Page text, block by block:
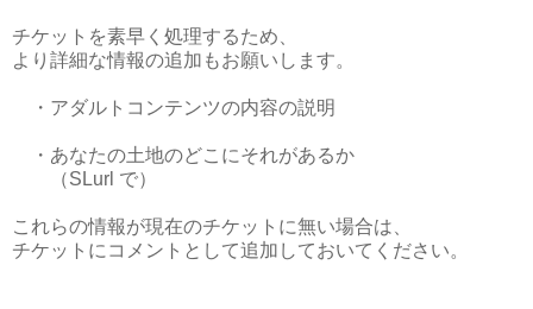
チケットを素早く処理するため、
より詳細な情報の追加もお願いします。
・アダルトコンテンツの内容の説明
・あなたの土地のどこにそれがあるか
（SLurl で）
これらの情報が現在のチケットに無い場合は、
チケットにコメントとして追加しておいてください。